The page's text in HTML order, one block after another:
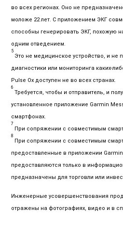
во всех регионах. Оно не
моложе 22 лет. С приложением ЭКГ
способны генерировать ЭКГ, похожую
одним отведением.
5
Это не медицинское устройство, и не
диагностики или мониторинга каких-
Pulse Ox доступен не во всех странах.
6
Требуется, чтобы и отправитель, и
установленное приложение Garmin
смартфонах.
7
При сопряжении с совместимым
8
При сопряжении с совместимым
предоставленные в приложении
предоставляются только в
предназначены для торговли или
Инженерные усовершенствования
отражены на фотографиях, видео и в